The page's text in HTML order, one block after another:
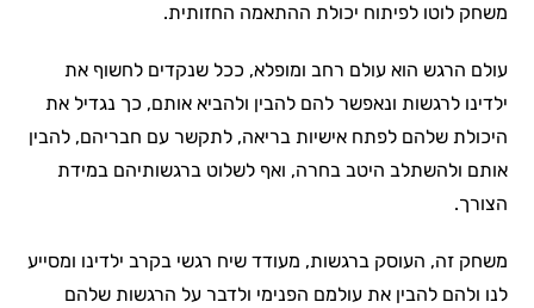
משחק לוטו לפיתוח יכולת ההתאמה החזותית.
עולם הרגש הוא עולם רחב ומופלא, ככל שנקדים לחשוף את
ילדינו לרגשות ונאפשר להם להבין ולהביא אותם, כך נגדיל את
היכולת שלהם לפתח אישיות בריאה, לתקשר עם חבריהם, להבין
אותם ולהשתלב היטב בחרה, ואף לשלוט ברגשותיהם במידת
הצורך.
משחק זה, העוסק ברגשות, מעודד שיח רגשי בקרב ילדינו ומסייע
לנו ולהם להבין את עולמם הפנימי ולדבר על הרגשות שלהם